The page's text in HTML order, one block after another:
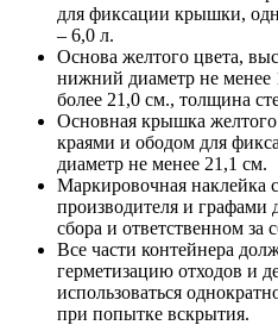
для фиксации крышки,
– 6,0 л.
Основа желтого цвета,
нижний диаметр не менее
более 21,0 см., толщина
Основная крышка
краями и ободом для
диаметр не менее 21,1 см.
Маркировочная наклейка
производителя и графами
сбора и ответственном за
Все части контейнера
герметизацию отходов и
использоваться
при попытке вскрытия.